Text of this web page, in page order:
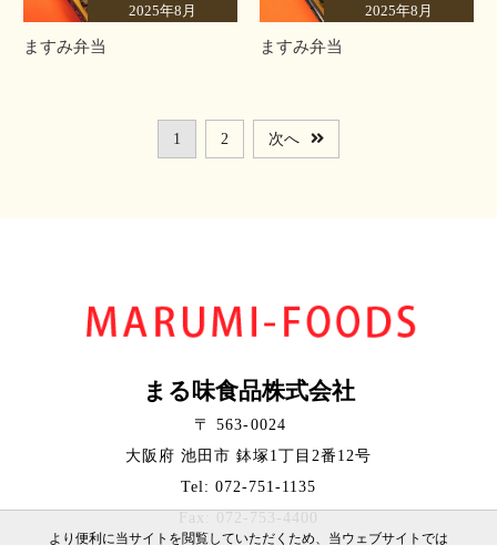
2025年8月
ますみ弁当
2025年8月
ますみ弁当
1 2 次へ
まる味食品株式会社
〒 563-0024
大阪府 池田市 鉢塚1丁目2番12号
Tel: 072-751-1135
Fax: 072-753-4400
より便利に当サイトを閲覧していただくため、当ウェブサイトでは